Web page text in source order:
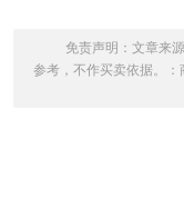
免责声明：文章来
参考，不作买卖依据。：